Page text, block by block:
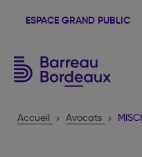
ESPACE GRAND PUBLIC
Accueil Avocats